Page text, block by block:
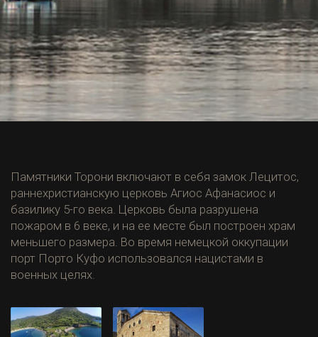
Памятники Торони включают в себя замок Лецитос,
раннехристианскую церковь Агиос Афанасиос и
базилику 5-го века. Церковь была разрушена
пожаром в 6 веке, и на ее месте был построен храм
меньшего размера. Во время немецкой оккупации
порт Порто Куфо использовался нацистами в
военных целях.